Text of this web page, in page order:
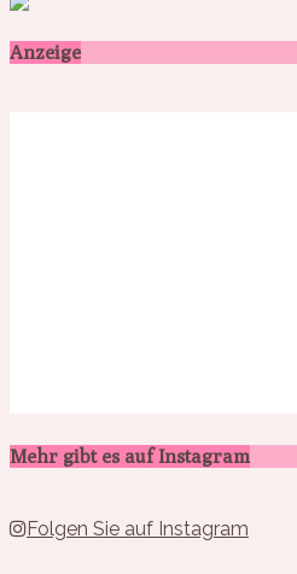
Anzeige
Mehr gibt es auf Instagram
Folgen Sie auf Instagram